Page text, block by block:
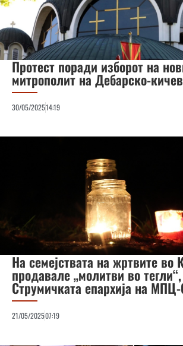
Протест поради изборот на
митрополит на Дебарско-
30/05/202514:19
На семејствата на жртвите во
продавале „молитви во
Струмичката епархија на
21/05/202507:19